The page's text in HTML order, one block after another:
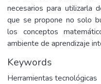
necesarios para utilizarla
que se propone no solo
los conceptos
ambiente de aprendizaje
Keywords
Herramientas tecnológicas